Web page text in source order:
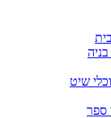
שיט
ספר